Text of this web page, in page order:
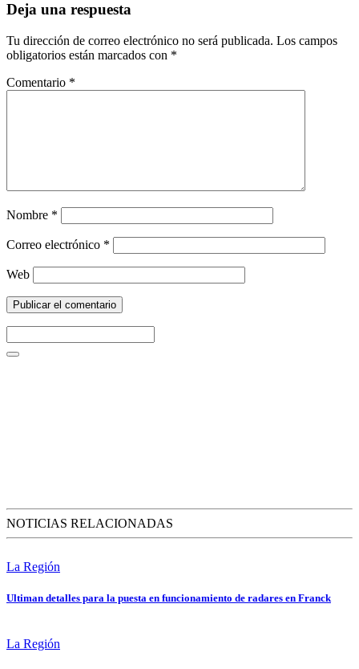
Deja una respuesta
Tu dirección de correo electrónico no será publicada. Los campos
obligatorios están marcados con *
Comentario *
Nombre *
Correo electrónico *
Web
NOTICIAS RELACIONADAS
La Región
Ultiman detalles para la puesta en funcionamiento de radares en Franck
La Región